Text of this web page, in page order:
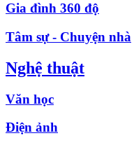
Gia đình 360 độ
Tâm sự - Chuyện nhà
Nghệ thuật
Văn học
Điện ảnh